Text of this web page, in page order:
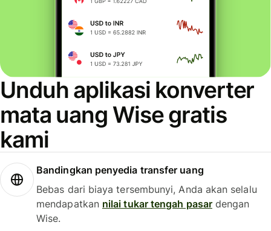
Unduh aplikasi konverter
mata uang Wise gratis
kami
Bandingkan penyedia transfer uang
Bebas dari biaya tersembunyi, Anda akan selalu
mendapatkan nilai tukar tengah pasardengan
Wise.